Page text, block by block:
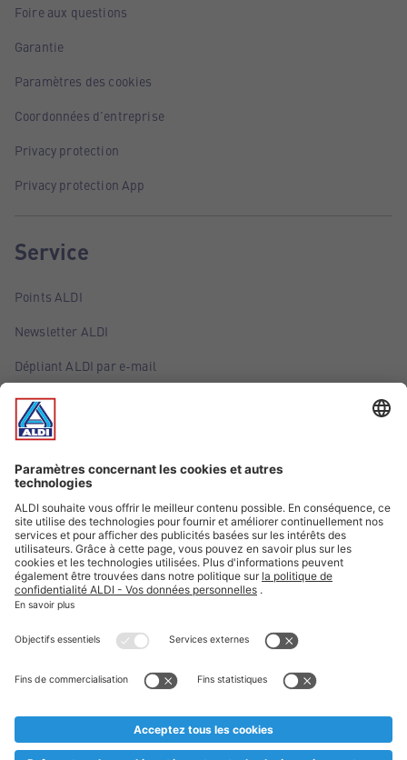
Foire aux questions
Garantie
Paramètres des cookies
Coordonnées d'entreprise
Privacy protection
Privacy protection App
Service
Points ALDI
Newsletter ALDI
Dépliant ALDI par e-mail
Offres
Infos essentielles
Suivez ALDI Belgique
Textes marqués d'un astérisque et mentions légales
* Nous vendons ces articles temporairement et jusqu'à
au cas où, malgré le planning bien étudié, nous serions
prématurément en rupture de stock. Prix Recupel et TVA incl.
** Sur ce site, l’utilisation de la forme masculine a été adoptée